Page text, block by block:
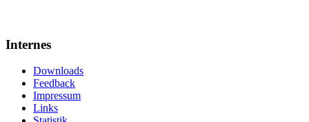
Internes
Downloads
Feedback
Impressum
Links